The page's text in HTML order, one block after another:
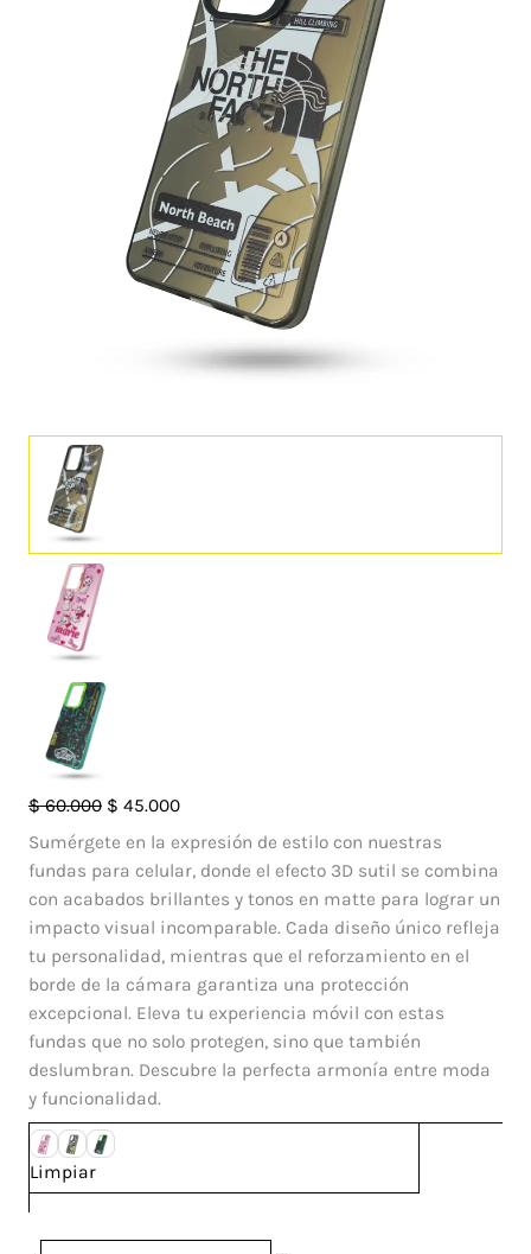
$60.000 El
precio
original
era:
$ 60.000.
$ 45.000El
precio
actual
es:
$ 45.000.
Sumérgete en la expresión de estilo con nuestras
fundas para celular, donde el efecto 3D sutil se combina
con acabados brillantes y tonos en matte para lograr un
impacto visual incomparable. Cada diseño único refleja
tu personalidad, mientras que el reforzamiento en el
borde de la cámara garantiza una protección
excepcional. Eleva tu experiencia móvil con estas
fundas que no solo protegen, sino que también
deslumbran. Descubre la perfecta armonía entre moda
y funcionalidad.
Limpiar
Case
Cool
cantidad